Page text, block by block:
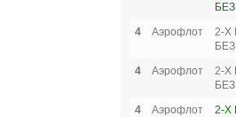
4
Аэрофлот
2-Х
4
Аэрофлот
2-Х
4
Аэрофлот
2-Х